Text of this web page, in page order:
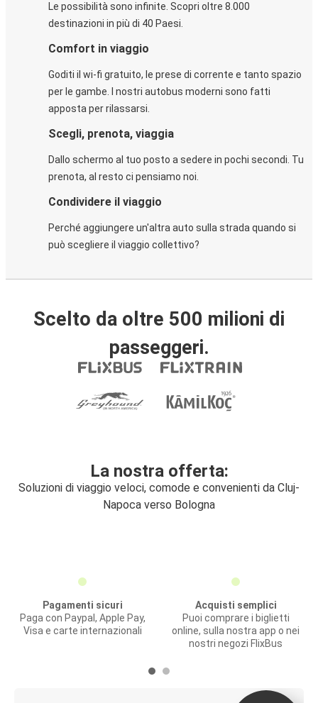
Le possibilità sono infinite. Scopri oltre 8.000
destinazioni in più di 40 Paesi.
Comfort in viaggio
Goditi il wi-fi gratuito, le prese di corrente e tanto spazio
per le gambe. I nostri autobus moderni sono fatti
apposta per rilassarsi.
Scegli, prenota, viaggia
Dallo schermo al tuo posto a sedere in pochi secondi. Tu
prenota, al resto ci pensiamo noi.
Condividere il viaggio
Perché aggiungere un'altra auto sulla strada quando si
può scegliere il viaggio collettivo?
Scelto da oltre 500 milioni di
passeggeri.
La nostra offerta:
Soluzioni di viaggio veloci, comode e convenienti da Cluj-
Napoca verso Bologna
Pagamenti sicuri
Paga con Paypal, Apple Pay,
Visa e carte internazionali
Acquisti semplici
Puoi comprare i biglietti
online, sulla nostra app o nei
nostri negozi FlixBus